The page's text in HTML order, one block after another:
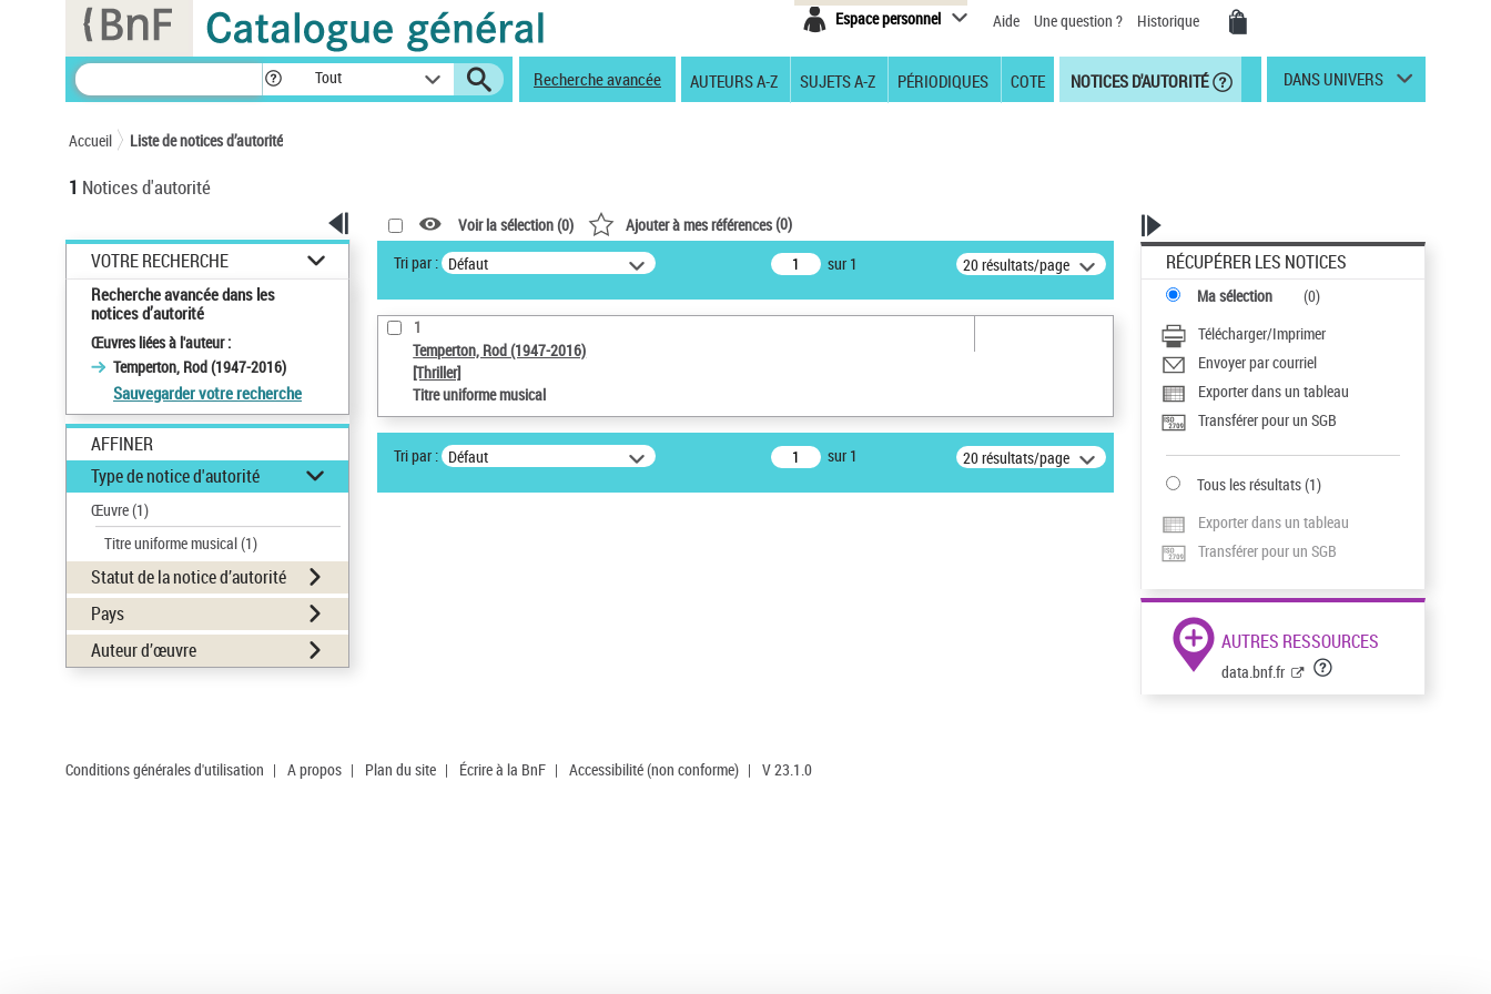
Espace personnel Aide Une question ? Historique
Tout Recherche avancée AUTEURS A-Z SUJETS A-Z PÉRIODIQUES COTE NOTICES D'AUTORITÉ DANS UNIVERS
Accueil Liste de notices d’autorité
1 Notices d'autorité
VOTRE RECHERCHE
Recherche avancée dans les
notices d’autorité
Œuvres liées à l'auteur :
Temperton, Rod (1947-2016)
Sauvegarder votre recherche
AFFINER
Type de notice d'autorité
Œuvre(1)
Titre uniforme musical(1)
Statut de la notice d’autorité
Pays
Auteur d’œuvre
Voir la sélection (0) Ajouter à mes références(0)
Tri par : Défaut sur 1 20 résultats/page
1
Temperton, Rod (1947-2016)
[Thriller]
Titre uniforme musical
Tri par : Défaut sur 1 20 résultats/page
RÉCUPÉRER LES NOTICES
Ma sélection (0)
Télécharger/Imprimer
Envoyer par courriel
Exporter dans un tableau
Transférer pour un SGB
Tous les résultats(1)
Exporter dans un tableau
Transférer pour un SGB
AUTRES RESSOURCES
data.bnf.fr
Conditions générales d'utilisation | A propos | Plan du site | Écrire à la BnF | Accessibilité (non conforme) | V 23.1.0
Panneau de gestion des cookies